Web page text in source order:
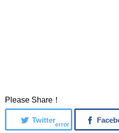
Please Share！
error